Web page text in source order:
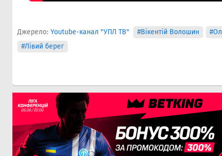
Джерело: Youtube-канал "УПЛ ТВ" #Вікентій Волошин
#Лівий берег